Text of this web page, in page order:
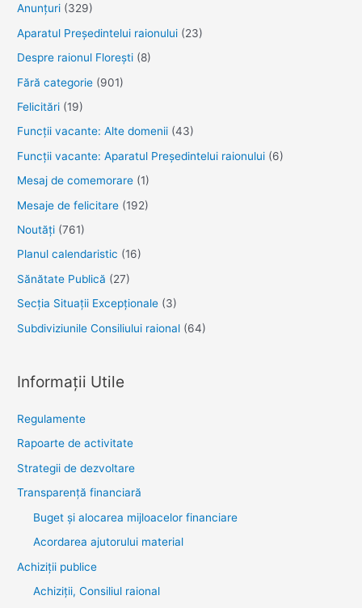
Anunţuri (329)
Aparatul Preşedintelui raionului (23)
Despre raionul Floreşti (8)
Fără categorie (901)
Felicitări (19)
Funcţii vacante: Alte domenii (43)
Funcții vacante: Aparatul Președintelui raionului (6)
Mesaj de comemorare (1)
Mesaje de felicitare (192)
Noutăţi (761)
Planul calendaristic (16)
Sănătate Publică (27)
Secția Situații Excepționale (3)
Subdiviziunile Consiliului raional (64)
Informații Utile
Regulamente
Rapoarte de activitate
Strategii de dezvoltare
Transparenţă financiară
Buget și alocarea mijloacelor financiare
Acordarea ajutorului material
Achiziţii publice
Achiziții, Consiliul raional